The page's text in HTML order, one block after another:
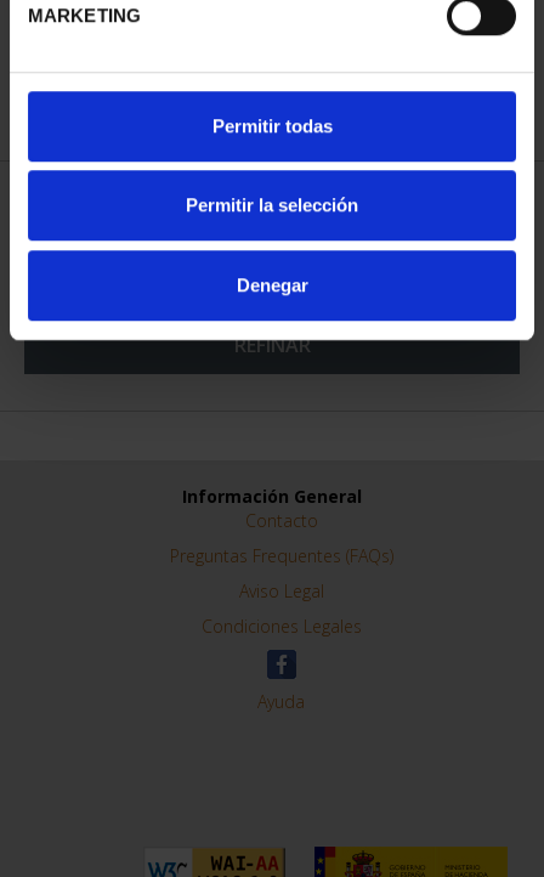
MARKETING
Permitir todas
Permitir la selección
Denegar
949,00 €
registrados
949,00 €
registrados
REFINAR
Información General
Contacto
Preguntas Frequentes (FAQs)
Aviso Legal
Condiciones Legales
Ayuda